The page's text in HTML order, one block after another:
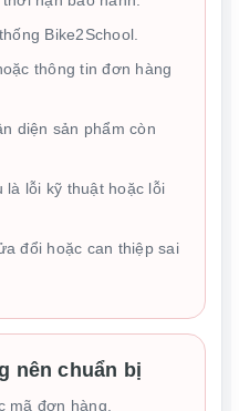
Bike2School.
thông tin đơn hàng
diện sản phẩm còn
là lỗi kỹ thuật hoặc lỗi
đổi hoặc can thiệp sai
nên chuẩn bị
mã đơn hàng.